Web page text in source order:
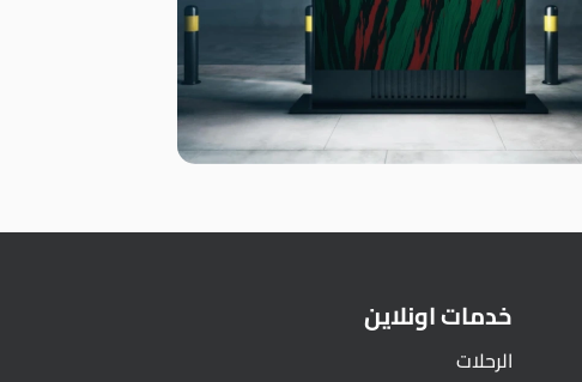
خدمات اونلاين
الرحلات